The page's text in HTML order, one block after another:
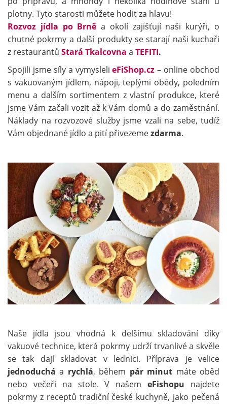
plotny. Tyto starosti můžete hodit za hlavu!
Rozvoz jídla po Brně a okolí zajišťují naši kurýři, o
chutné pokrmy a další produkty se starají naši kuchaři
z restaurantů Stará Tkalcovna a TEFITI.
Spojili jsme síly a vymyslelieFiShop.cz – online obchod
s vakuovaným jídlem, nápoji, teplými obědy, poledním
menu a dalším sortimentem z vlastní produkce, které
jsme Vám začali vozit až k Vám domů a do zaměstnání.
Náklady na rozvozové služby jsme vzali na sebe, tudíž
Vám objednané jídlo a pití přivezemezdarma.
Naše jídla jsou vhodná k delšímu skladování díky
vakuové technice, která pokrmy udrží trvanlivé a skvěle
se tak dají skladovat v lednici. Příprava je velice
jednoducháa rychlá, během pár minut máte oběd
nebo večeři na stole. V našemeFishopu najdete
pokrmy z receptů tradiční české kuchyně, jako pečená